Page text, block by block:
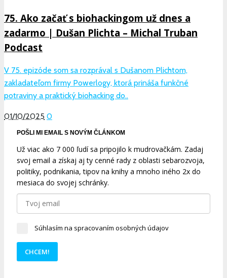
75. Ako začať s biohackingom už dnes a
zadarmo | Dušan Plichta – Michal Truban
Podcast
V 75. epizóde som sa rozprával s Dušanom Plichtom,
zakladateľom firmy Powerlogy, ktorá prináša funkčné
potraviny a praktický biohacking do..
01/10/2025 0
POŠLI MI EMAIL S NOVÝM ČLÁNKOM
Už viac ako 7 000 ľudí sa pripojilo k mudrovačkám. Zadaj
svoj email a získaj aj ty cenné rady z oblasti sebarozvoja,
politiky, podnikania, tipov na knihy a mnoho iného 2x do
mesiaca do svojej schránky.
Súhlasím na spracovaním osobných údajov
CHCEM!